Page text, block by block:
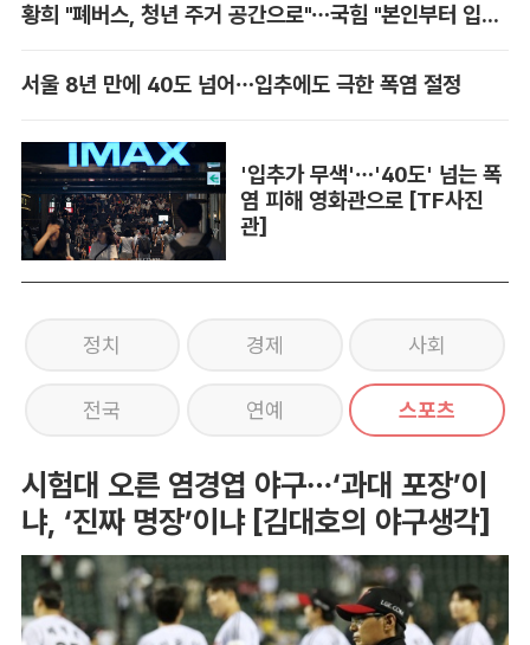
황희 "폐버스, 청년 주거 공간으로"…국힘 "본인부터 입주하라"
서울 8년 만에 40도 넘어…입추에도 극한 폭염 절정
'입추가 무색'…'40도' 넘는 폭
염 피해 영화관으로 [TF사진
관]
정치 경제 사회
전국 연예 스포츠
시험대 오른 염경엽 야구…‘과대 포장’이
냐, ‘진짜 명장’이냐 [김대호의 야구생각]